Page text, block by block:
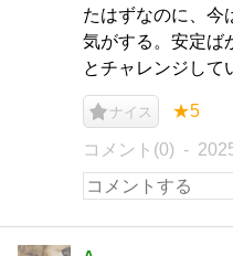
たはずなのに、今
気がする。安定ば
とチャレンジして
ナイス ★5
コメント(0)